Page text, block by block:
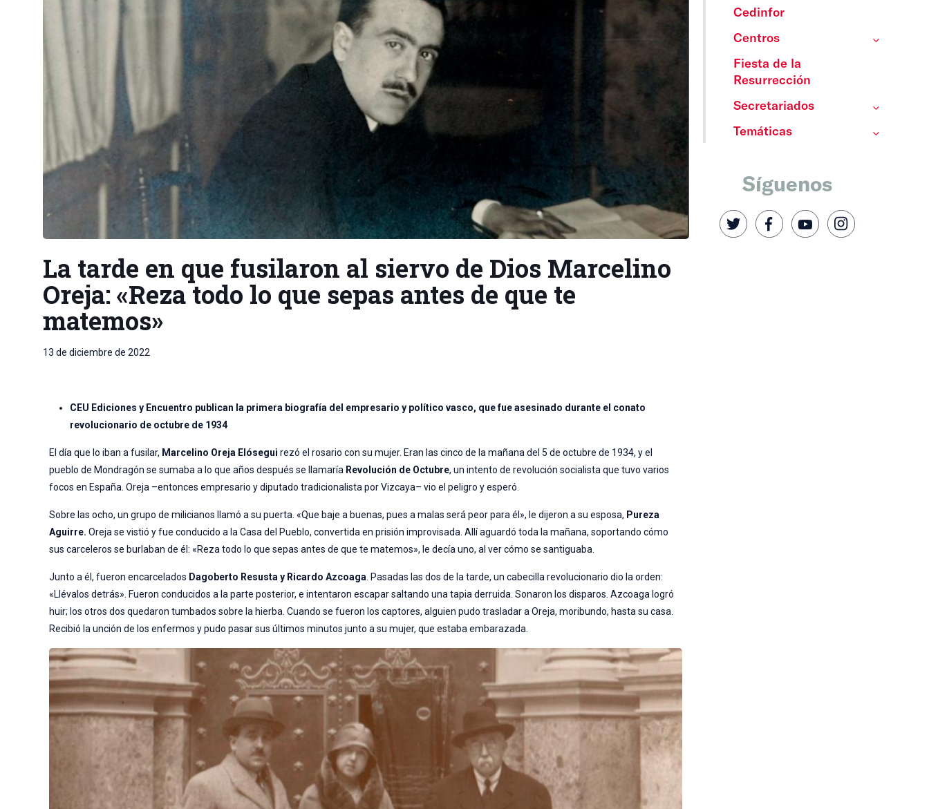
La tarde en que fusilaron al siervo de Dios Marcelino
Oreja: «Reza todo lo que sepas antes de que te
matemos»
13 de diciembre de 2022
CEU Ediciones y Encuentro publican la primera biografía del empresario y político vasco, que fue asesinado durante el conato
revolucionario de octubre de 1934
El día que lo iban a fusilar, Marcelino Oreja Elósegui rezó el rosario con su mujer. Eran las cinco de la mañana del 5 de octubre de 1934, y el
pueblo de Mondragón se sumaba a lo que años después se llamaría Revolución de Octubre, un intento de revolución socialista que tuvo varios
focos en España. Oreja –entonces empresario y diputado tradicionalista por Vizcaya– vio el peligro y esperó.
Sobre las ocho, un grupo de milicianos llamó a su puerta. «Que baje a buenas, pues a malas será peor para él», le dijeron a su esposa, Pureza
Aguirre. Oreja se vistió y fue conducido a la Casa del Pueblo, convertida en prisión improvisada. Allí aguardó toda la mañana, soportando cómo
sus carceleros se burlaban de él: «Reza todo lo que sepas antes de que te matemos», le decía uno, al ver cómo se santiguaba.
Junto a él, fueron encarcelados Dagoberto Resusta y Ricardo Azcoaga . Pasadas las dos de la tarde, un cabecilla revolucionario dio la orden:
«Llévalos detrás». Fueron conducidos a la parte posterior, e intentaron escapar saltando una tapia derruida. Sonaron los disparos. Azcoaga logró
huir; los otros dos quedaron tumbados sobre la hierba. Cuando se fueron los captores, alguien pudo trasladar a Oreja, moribundo, hasta su casa.
Recibió la unción de los enfermos y pudo pasar sus últimos minutos junto a su mujer, que estaba embarazada.
Cedinfor
Centros
Fiesta de la
Resurrección
Secretariados
Temáticas
Síguenos